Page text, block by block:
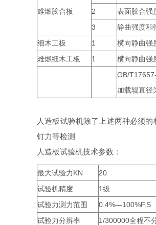
难燃胶合板
2
表面胶合强
3
静曲强度和
细木工板
1 横向静曲强
难燃细木工板
1 横向静曲强
GB/
加载辊直径
人造板试验机除了上述两种必须
钉力等检测
人造板试验机技术参数：
最大试验力KN
20
试验机精度
1级
试验力测力范围
0.4%—100%F.S
试验力分辨率
1/300000全程不